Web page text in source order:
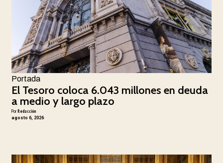
Portada
El Tesoro coloca 6.043 millones en deuda
a medio y largo plazo
PorRedacción
agosto 6, 2026